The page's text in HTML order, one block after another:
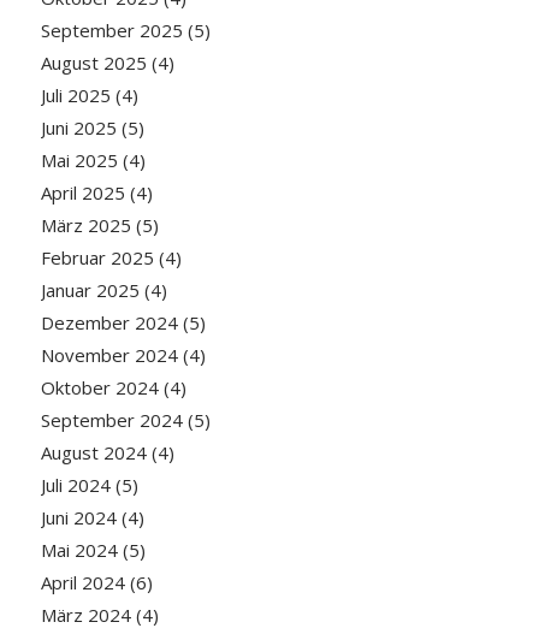
September 2025 (5)
August 2025 (4)
Juli 2025 (4)
Juni 2025 (5)
Mai 2025 (4)
April 2025 (4)
März 2025 (5)
Februar 2025 (4)
Januar 2025 (4)
Dezember 2024(5)
November 2024(4)
Oktober 2024(4)
September 2024(5)
August 2024(4)
Juli 2024(5)
Juni 2024(4)
Mai 2024(5)
April 2024(6)
März 2024(4)